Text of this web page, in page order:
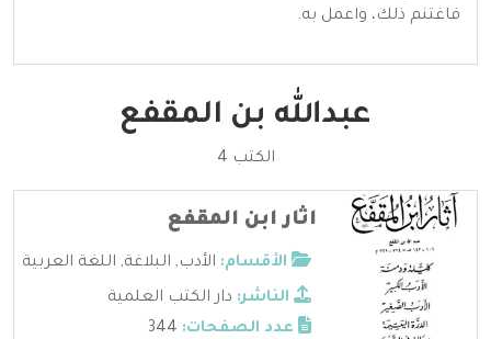
فاغتنم ذلك، واعمل به.
عبدالله بن المقفع
الكتب 4
اثار ابن المقفع
الأقسام: الأدب, البلاغة, اللغة العربية
الناشر: دار الكتب العلمية
عدد الصفحات: